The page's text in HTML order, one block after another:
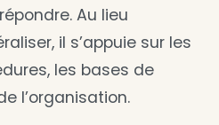
Au lieu
il s’appuie sur les
les bases de
l’organisation.